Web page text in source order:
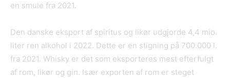
en smule fra 2021.
Den danske eksport af spiritus og likør udgjorde 4,4 mio.
liter ren alkohol i 2022. Dette er en stigning på 700.000 l.
fra 2021. Whisky er det som eksporteres mest efterfulgt
af rom, likør og gin. Især exporten af rom er steget